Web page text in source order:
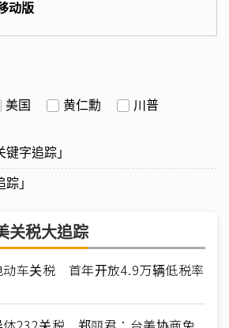
动版
美国 黄仁勳
川普
字追踪」
」
关税大追踪
动车关税 首年开放4.9万辆低税率